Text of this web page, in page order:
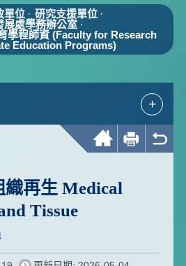
單位
研究支援單位
展處學務辦公室
學程師資 (Faculty for Research
Education Programs)
+
友善列印
織再生 Medical
Tissue